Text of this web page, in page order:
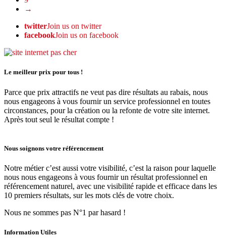
→
twitterJoin us on twitter
facebookJoin us on facebook
Le meilleur prix pour tous !
Parce que prix attractifs ne veut pas dire résultats au rabais, nous
nous engageons à vous fournir un service professionnel en toutes
circonstances, pour la création ou la refonte de votre site internet.
Après tout seul le résultat compte !
Nous soignons votre référencement
Notre métier c’est aussi votre visibilité, c’est la raison pour laquelle
nous nous engageons à vous fournir un résultat professionnel en
référencement naturel, avec une visibilité rapide et efficace dans les
10 premiers résultats, sur les mots clés de votre choix.
Nous ne sommes pas N°1 par hasard !
Information Utiles